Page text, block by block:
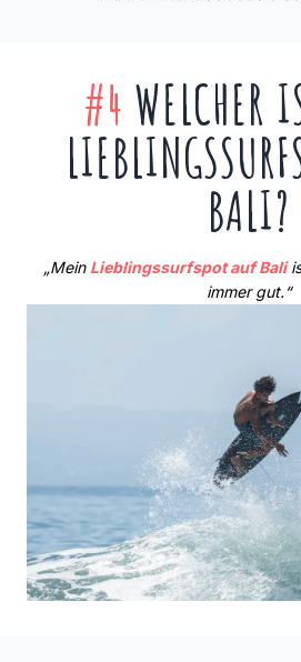
#4 WELCHER
BALI?
„Mein Lieblingssurfspot auf Bali
immer gut.“